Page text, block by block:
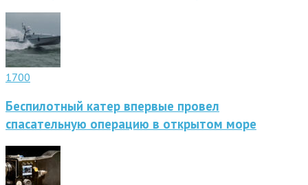
1700
Беспилотный катер впервые провел
спасательную операцию в открытом море